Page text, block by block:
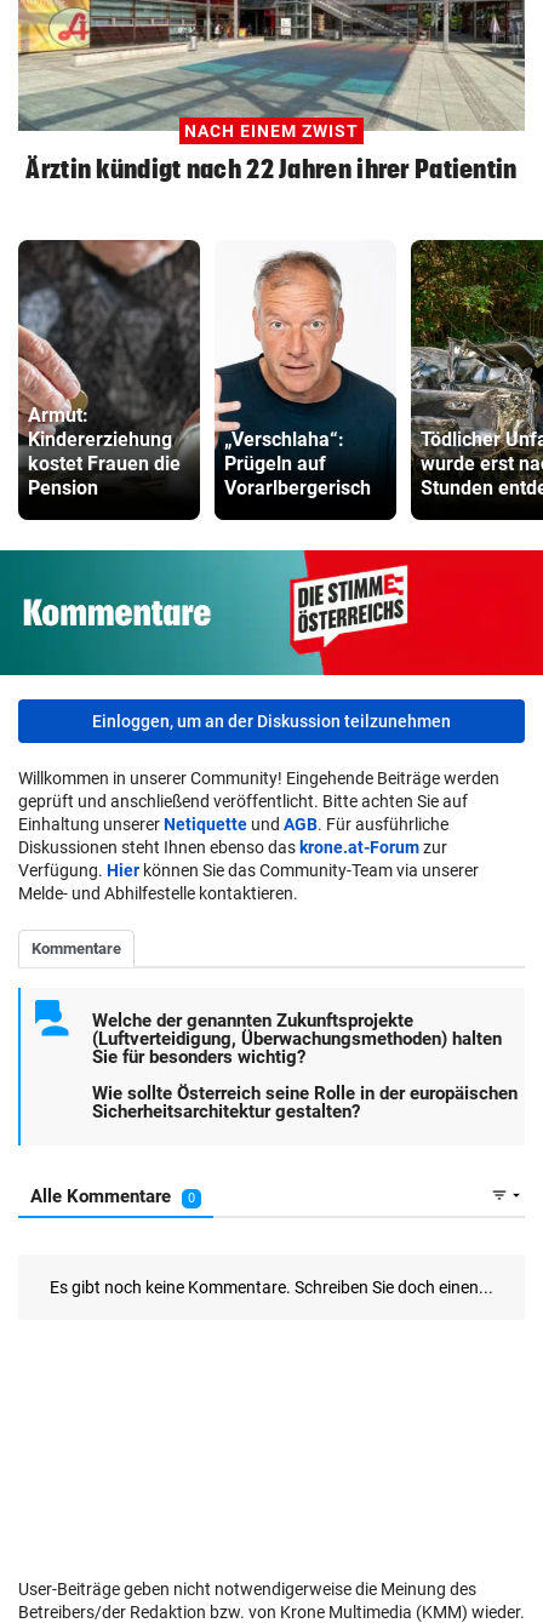
NACH EINEM ZWIST
Ärztin kündigt nach 22 Jahren ihrer Patientin
Armut:
Kindererziehung
kostet Frauen die
Pension
„Verschlaha“:
Prügeln auf
Vorarlbergerisch
Tödlicher
wurde erst
Stunden
Einloggen, um an der Diskussion teilzunehmen
Willkommen in unserer Community! Eingehende Beiträge werden
geprüft und anschließend veröffentlicht. Bitte achten Sie auf
Einhaltung unsererNetiquette und AGB. Für ausführliche
Diskussionen steht Ihnen ebenso das krone.at-Forumzur
Verfügung. Hier können Sie das Community-Team via unserer
Melde- und Abhilfestelle kontaktieren.
User-Beiträge geben nicht notwendigerweise die Meinung des
Betreibers/der Redaktion bzw. von Krone Multimedia (KMM) wieder.